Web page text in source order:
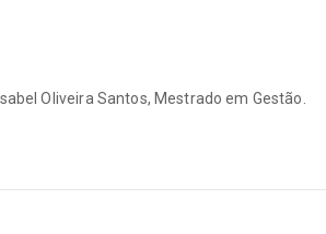
Oliveira Santos, Mestrado em Gestão.